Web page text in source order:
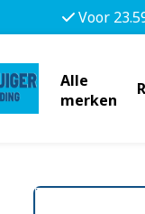
Voor
Alle
merken